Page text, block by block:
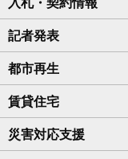
記者発表
都市再生
賃貸住宅
災害対応支援